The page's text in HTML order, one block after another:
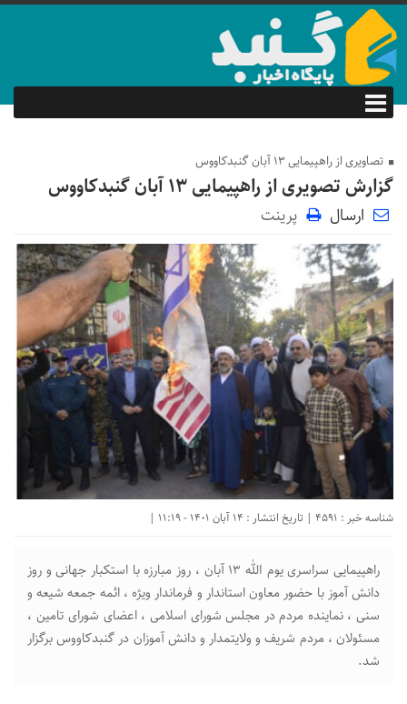
تصاویری از راهپیمایی 13 آبان گنبدکاووس
گزارش تصویری از راهپیمایی 13 آبان گنبدکاووس
ارسال پرینت
شناسه خبر : 4591 | تاریخ انتشار : 14 آبان 1401 - 11:19 |
راهپیمایی سراسری یوم الله ۱۳ آبان ، روز مبارزه با استکبار جهانی و روز
دانش آموز با حضور معاون استاندار و فرماندار ویژه ، ائمه جمعه شیعه و
سنی ، نماینده مردم در مجلس شورای اسلامی ، اعضای شورای تامین ،
مسئولان ، مردم شریف و ولایتمدار و دانش آموزان در گنبدکاووس برگزار
شد.